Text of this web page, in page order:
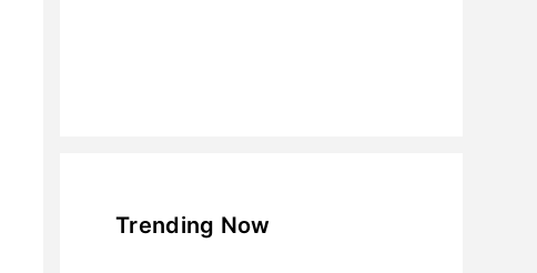
Trending Now